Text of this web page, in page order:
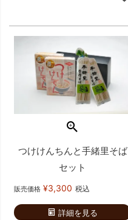
つけけんちんと手緒里そば
セット
販売価格 ¥3,300 税込
詳細を見る